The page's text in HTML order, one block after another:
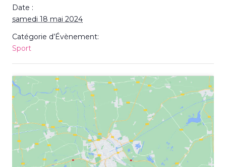
Date :
samedi 18 mai 2024
Catégorie d’Évènement:
Sport